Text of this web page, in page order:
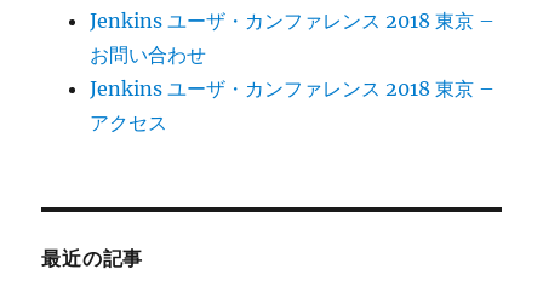
Jenkins ユーザ・カンファレンス 2018 東京 –
お問い合わせ
Jenkins ユーザ・カンファレンス 2018 東京 –
アクセス
最近の記事